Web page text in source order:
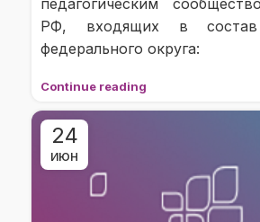
РФ, входящих в состав
федерального округа:
Continue reading
24
ИЮН